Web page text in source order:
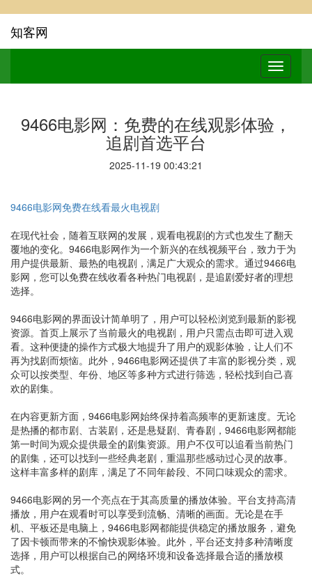
知客网
9466电影网：免费的在线观影体验，
追剧首选平台
2025-11-19 00:43:21
9466电影网免费在线看最火电视剧
在现代社会，随着互联网的发展，观看电视剧的方式也发生了翻天
覆地的变化。9466电影网作为一个新兴的在线视频平台，致力于为
用户提供最新、最热的电视剧，满足广大观众的需求。通过9466电
影网，您可以免费在线收看各种热门电视剧，是追剧爱好者的理想
选择。
9466电影网的界面设计简单明了，用户可以轻松浏览到最新的影视
资源。首页上展示了当前最火的电视剧，用户只需点击即可进入观
看。这种便捷的操作方式极大地提升了用户的观影体验，让人们不
再为找剧而烦恼。此外，9466电影网还提供了丰富的影视分类，观
众可以按类型、年份、地区等多种方式进行筛选，轻松找到自己喜
欢的剧集。
在内容更新方面，9466电影网始终保持着高频率的更新速度。无论
是热播的都市剧、古装剧，还是悬疑剧、青春剧，9466电影网都能
第一时间为观众提供最全的剧集资源。用户不仅可以追看当前热门
的剧集，还可以找到一些经典老剧，重温那些感动过心灵的故事。
这样丰富多样的剧库，满足了不同年龄段、不同口味观众的需求。
9466电影网的另一个亮点在于其高质量的播放体验。平台支持高清
播放，用户在观看时可以享受到流畅、清晰的画面。无论是在手
机、平板还是电脑上，9466电影网都能提供稳定的播放服务，避免
了因卡顿而带来的不愉快观影体验。此外，平台还支持多种清晰度
选择，用户可以根据自己的网络环境和设备选择最合适的播放模
式。